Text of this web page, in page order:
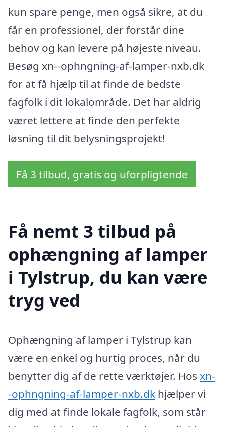
kun spare penge, men også sikre, at du
får en professionel, der forstår dine
behov og kan levere på højeste niveau.
Besøg xn--ophngning-af-lamper-nxb.dk
for at få hjælp til at finde de bedste
fagfolk i dit lokalområde. Det har aldrig
været lettere at finde den perfekte
løsning til dit belysningsprojekt!
Få 3 tilbud, gratis og uforpligtende
Få nemt 3 tilbud på
ophængning af lamper
i Tylstrup, du kan være
tryg ved
Ophængning af lamper i Tylstrup kan
være en enkel og hurtig proces, når du
benytter dig af de rette værktøjer. Hos xn-
-ophngning-af-lamper-nxb.dk hjælper vi
dig med at finde lokale fagfolk, som står